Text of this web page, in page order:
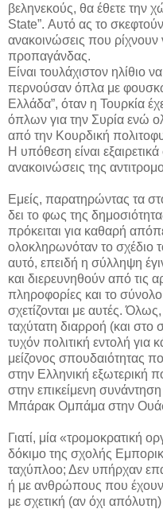
βεληνεκούς, θα έθετε την
State”. Αυτό ας το
ανακοινώσεις που ρίχνουν
προπαγάνδας.
Είναι τουλάχιστον ηλίθιο
περνούσαν όπλα με
Ελλάδα”, όταν η Τουρκία
όπλων για την Συρία ενώ
από την Κουρδική
Η υπόθεση είναι
ανακοινώσεις της
Εμείς, παρατηρώντας τα
δει το φως της
πρόκειται για καθαρή
ολοκληρωνόταν το σχέδιο
αυτό, επειδή η σύλληψη
και διερευνηθούν από τις
πληροφορίες και το
σχετίζονται με αυτές.
ταχύτατη διαρροή (και στο
τυχόν πολιτική εντολή για
μείζονος σπουδαιότητας
στην Ελληνική εξωτερική
στην επικείμενη
Μπάρακ Ομπάμα στην
Γιατί, μία «τρομοκρατική
δόκιμο της σχολής
ταχύπλοο; Δεν υπήρχαν
ή με ανθρώπους που έχουν
με σχετική (αν όχι